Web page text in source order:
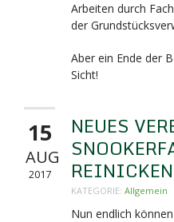
Arbeiten durch
der
Aber ein Ende der
Sicht!
15
AUG
2017
NEUES
KATEGORIE: Allgemein
Nun endlich